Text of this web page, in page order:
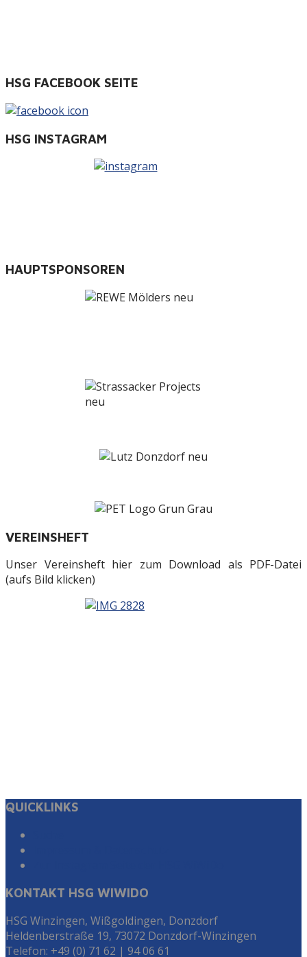
HSG FACEBOOK SEITE
HSG INSTAGRAM
HAUPTSPONSOREN
VEREINSHEFT
Unser Vereinsheft hier zum Download als PDF-Datei
(aufs Bild klicken)
QUICKLINKS
KONTAKT HSG WIWIDO
HSG Winzingen, Wißgoldingen, Donzdorf
Heldenberstraße 19, 73072 Donzdorf-Winzingen
Telefon: +49 (0) 71 62 | 94 06 61